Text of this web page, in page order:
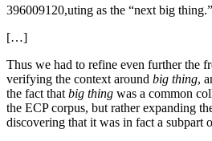
396009120,uting as the “next big
[…]
Thus we had to refine even further the
verifying the context around big thing,
the fact that big thing was a common
the ECP corpus, but rather expanding
discovering that it was in fact a subpart